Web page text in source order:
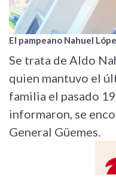
El pampeano Nahuel
Se trata de Aldo
quien mantuvo el
familia el pasado
informaron, se
General Güemes.